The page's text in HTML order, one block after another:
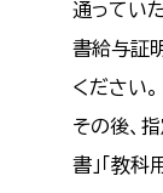
通ってい
書給与証
ください。
その後、
書」「教